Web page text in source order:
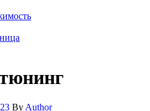
By Author